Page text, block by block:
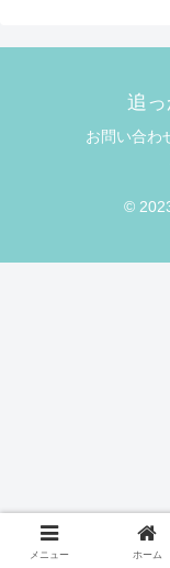
追
お問い合わ
©
メニュー ホーム